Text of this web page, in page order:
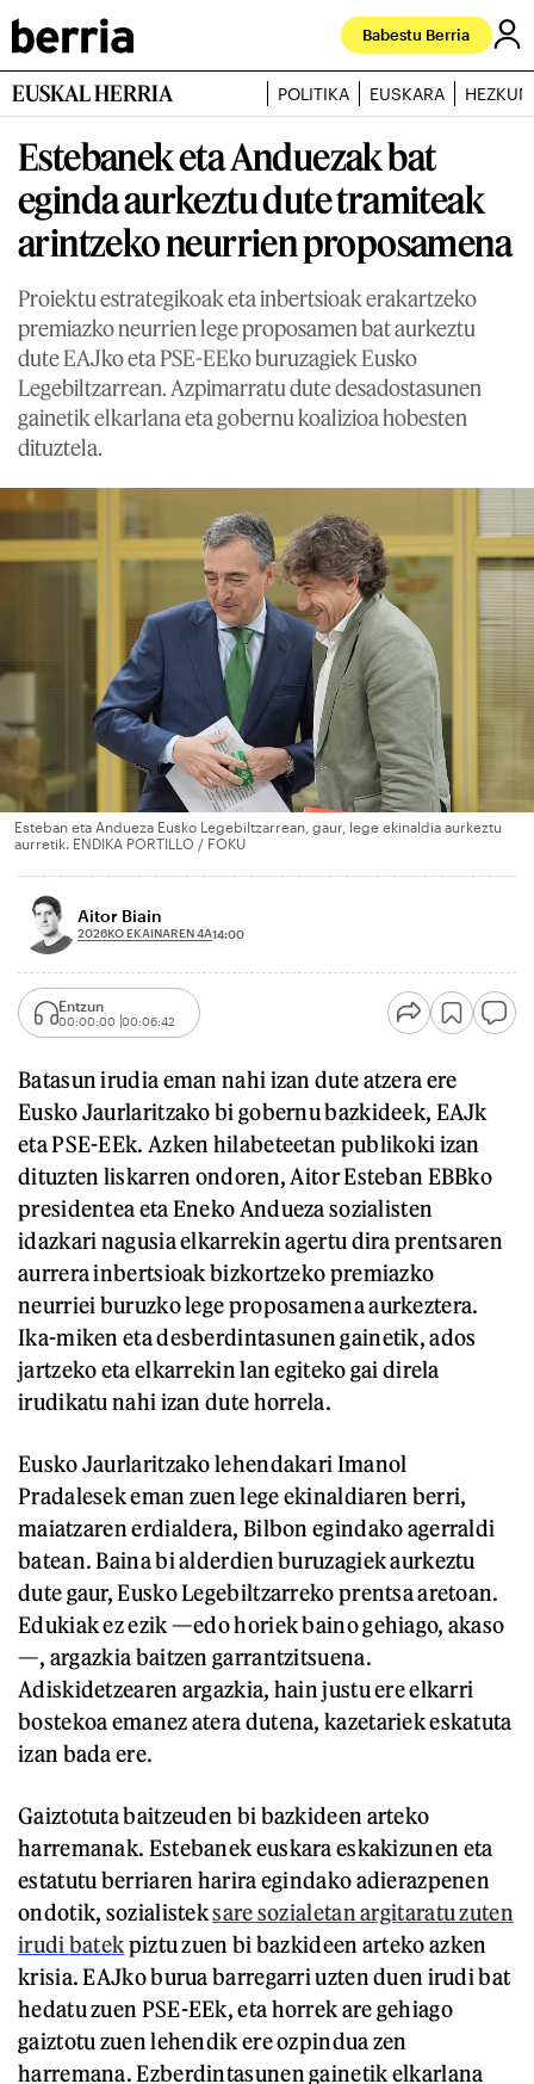
Babestu Berria
EUSKAL HERRIA POLITIKA EUSKARA
Estebanek eta Anduezak bat
eginda aurkeztu dute tramiteak
arintzeko neurrien proposamena
Proiektu estrategikoak eta inbertsioak erakartzeko
premiazko neurrien lege proposamen bat aurkeztu
dute EAJko eta PSE-EEko buruzagiek Eusko
Legebiltzarrean. Azpimarratu dute desadostasunen
gainetik elkarlana eta gobernu koalizioa hobesten
dituztela.
Esteban eta Andueza Eusko Legebiltzarrean, gaur, lege ekinaldia aurkeztu
aurretik. ENDIKA PORTILLO / FOKU
Aitor Biain
2026KO EKAINAREN 4A14:00
Entzun
00:00:00 00:06:42
Batasun irudia eman nahi izan dute atzera ere
Eusko Jaurlaritzako bi gobernu bazkideek, EAJk
eta PSE-EEk. Azken hilabeteetan publikoki izan
dituzten liskarren ondoren, Aitor Esteban EBBko
presidentea eta Eneko Andueza sozialisten
idazkari nagusia elkarrekin agertu dira prentsaren
aurrera inbertsioak bizkortzeko premiazko
neurriei buruzko lege proposamena aurkeztera.
Ika-miken eta desberdintasunen gainetik, ados
jartzeko eta elkarrekin lan egiteko gai direla
irudikatu nahi izan dute horrela.
Eusko Jaurlaritzako lehendakari Imanol
Pradalesek eman zuen lege ekinaldiaren berri,
maiatzaren erdialdera, Bilbon egindako agerraldi
batean. Baina bi alderdien buruzagiek aurkeztu
dute gaur, Eusko Legebiltzarreko prentsa aretoan.
Edukiak ez ezik —edo horiek baino gehiago, akaso
—, argazkia baitzen garrantzitsuena.
Adiskidetzearen argazkia, hain justu ere elkarri
bostekoa emanez atera dutena, kazetariek eskatuta
izan bada ere.
Gaiztotuta baitzeuden bi bazkideen arteko
harremanak. Estebanek euskara eskakizunen eta
estatutu berriaren harira egindako adierazpenen
ondotik, sozialisteksare sozialetan argitaratu zuten
irudi batekpiztu zuen bi bazkideen arteko azken
krisia. EAJko burua barregarri uzten duen irudi bat
hedatu zuen PSE-EEk, eta horrek are gehiago
gaiztotu zuen lehendik ere ozpindua zen
harremana. Ezberdintasunen gainetik elkarlana